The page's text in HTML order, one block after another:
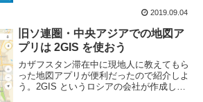
アプリケーションを頻繁に利用する人向け
2019.09.04
旧ソ連圏・中央アジアでの地図ア
プリは 2GIS を使おう
カザフスタン滞在中に現地人に教えてもら
った地図アプリが便利だったので紹介しよ
う。2GIS というロシアの会社が作成した